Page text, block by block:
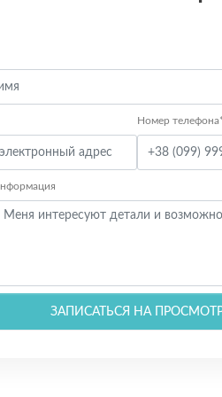
Номер
ЗАПИСАТЬСЯ НА